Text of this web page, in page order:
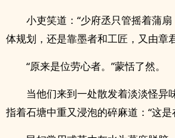
小吏笑道：“少府丞只管摇着蒲
体规划，还是靠墨者和工匠，又由章
“原来是位劳心者。”蒙恬了然。
当他们来到一处散发着淡淡怪异
指着石塘中重又浸泡的碎麻道：“这是